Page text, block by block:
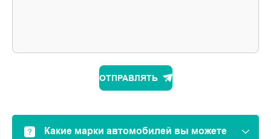
ОТПРАВЛЯТЬ
Какие марки автомобилей вы можете